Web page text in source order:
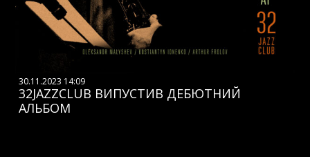
30.11.2023 14:09
32JAZZCLUB ВИПУСТИВ ДЕБЮТНИЙ
АЛЬБОМ